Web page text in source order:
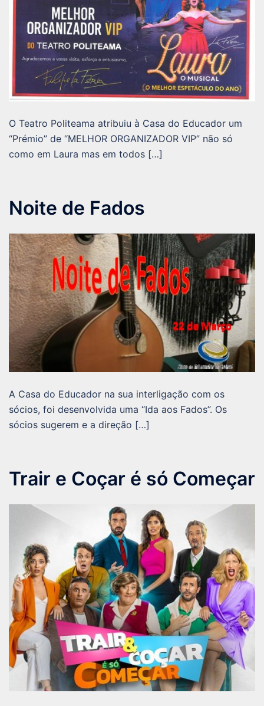
O Teatro Politeama atribuiu à Casa do Educador um
“Prémio” de “MELHOR ORGANIZADOR VIP” não só
como em Laura mas em todos […]
Noite de Fados
A Casa do Educador na sua interligação com os
sócios, foi desenvolvida uma “Ida aos Fados”. Os
sócios sugerem e a direção […]
Trair e Coçar é só Começar